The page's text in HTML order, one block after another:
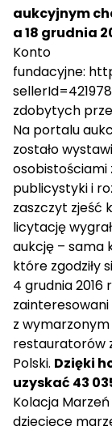
aukcyjnym
a 18 grudnia
Konto
fundacyjne:
zdobytych
Na portalu
zostało
osobistościami
publicystyki i
zaszczyt zjeść
licytację
aukcję – sama
które zgodziły
4 grudnia 2016
z
restauratorów
Polski. Dzięki
uzyskać 43
Kolacja
dziecięce